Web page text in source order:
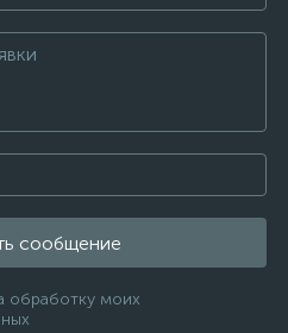
сообщение
обработку моих